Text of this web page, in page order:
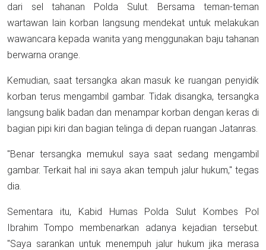
dari sel tahanan Polda Sulut. Bersama teman-teman
wartawan lain korban langsung mendekat untuk melakukan
wawancara kepada wanita yang menggunakan baju tahanan
berwarna orange.
Kemudian, saat tersangka akan masuk ke ruangan penyidik
korban terus mengambil gambar. Tidak disangka, tersangka
langsung balik badan dan menampar korban dengan keras di
bagian pipi kiri dan bagian telinga di depan ruangan Jatanras.
"Benar tersangka memukul saya saat sedang mengambil
gambar. Terkait hal ini saya akan tempuh jalur hukum," tegas
dia.
Sementara itu, Kabid Humas Polda Sulut Kombes Pol
Ibrahim Tompo membenarkan adanya kejadian tersebut.
"Saya sarankan untuk menempuh jalur hukum jika merasa